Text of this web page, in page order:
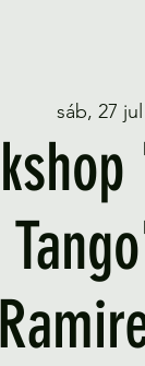
sáb, 27 jul